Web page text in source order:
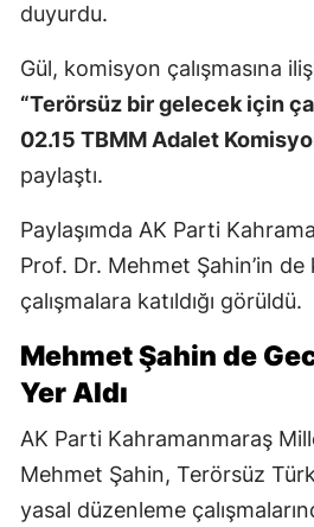
duyurdu.
Gül, komisyon çalışmasına
“Terörsüz bir gelecek için
02.15 TBMM Adalet
paylaştı.
Paylaşımda AK Parti
Prof. Dr. Mehmet Şahin’in
çalışmalara katıldığı görüldü.
Mehmet Şahin de
Yer Aldı
AK Parti Kahramanmaraş
Mehmet Şahin, Terörsüz
yasal düzenleme